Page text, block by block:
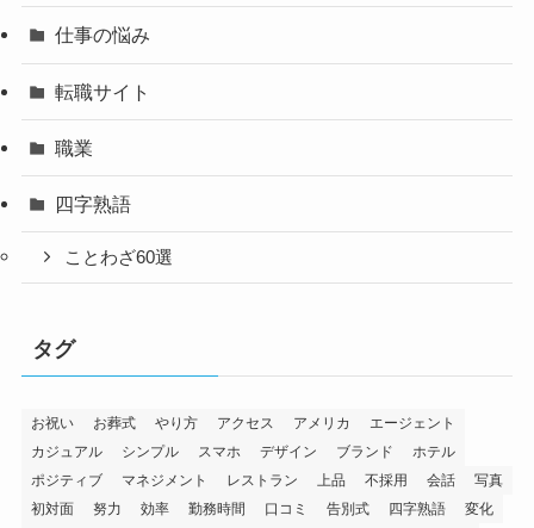
仕事の悩み
転職サイト
職業
四字熟語
ことわざ60選
タグ
お祝い お葬式 やり方 アクセス アメリカ
エージェント
カジュアル
シンプル スマホ デザイン ブランド
ホテル
ポジティブ
マネジメント レストラン 上品 不採用 会話
写真
初対面
努力 効率 勤務時間 口コミ 告別式 四字熟語 変化